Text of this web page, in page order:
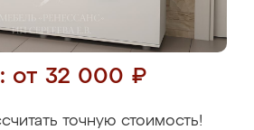
от 32 000 ₽
точную стоимость!